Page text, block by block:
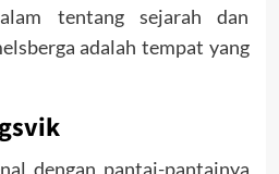
tentang sejarah dan
adalah tempat yang
dengan pantai-pantainya